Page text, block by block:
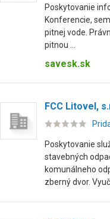
Poskytovanie
Konferencie,
pitnej vode.
pitnou ...
savesk.sk
FCC Litovel,
Poskytovanie
stavebných
komunálneho
zberný dvor.